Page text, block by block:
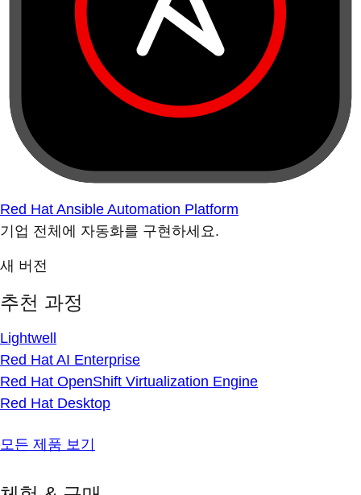
Red Hat Ansible Automation Platform
기업 전체에 자동화를 구현하세요.
새 버전
추천 과정
Lightwell
Red Hat AI Enterprise
Red Hat OpenShift Virtualization Engine
Red Hat Desktop
모든 제품 보기